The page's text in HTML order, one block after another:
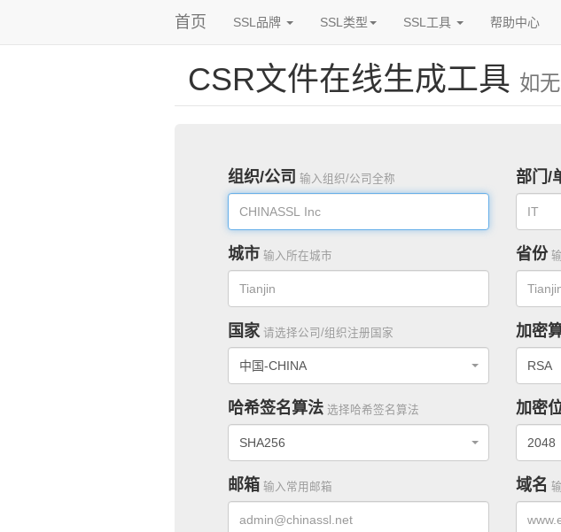
首页 SSL品牌 SSL类型 SSL工具 帮助中心
CSR文件在线生成工具 如
组织/公司 输入组织/公司全称 部门/
城市 输入所在城市 省份
国家请选择公司/组织注册国家
中国-CHINA
加密
RSA
哈希签名算法 选择哈希签名算法
SHA256
加密
2048
邮箱 输入常用邮箱 域名